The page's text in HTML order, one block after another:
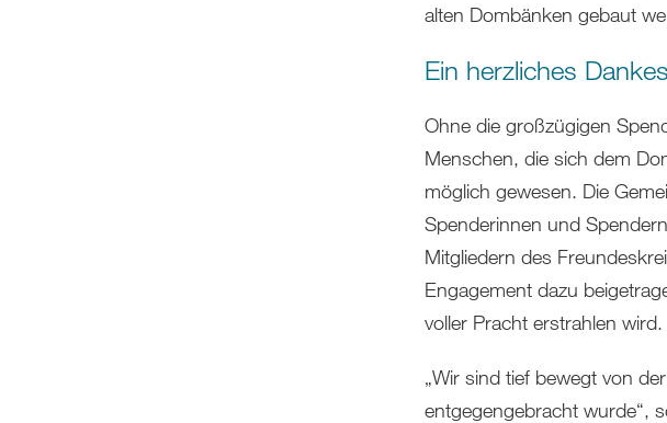
alten Dombänken gebaut
Ein herzliches
Ohne die großzügigen
Menschen, die sich dem
möglich gewesen. Die
Spenderinnen und
Mitgliedern des
Engagement dazu
voller Pracht erstrahlen wird.
„Wir sind tief bewegt von
entgegengebracht wurde“,